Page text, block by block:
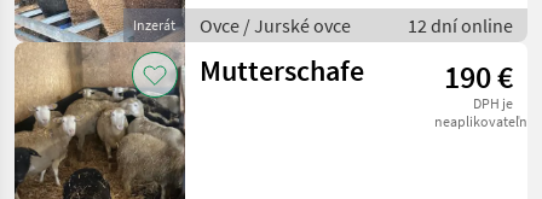
Inzerát Ovce / Jurské ovce 12 dní online
Mutterschafe 190 €
DPH je
neaplikovateľné